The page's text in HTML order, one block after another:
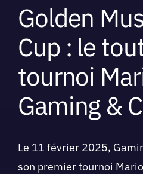
Golden
Cup : le
tournoi
Gaming &
Le 11 février 2025,
son premier tournoi